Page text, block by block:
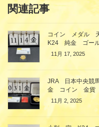
関連記事
コイン メダル
K24 純金 ゴー
11月 17, 2025
JRA 日本中央
金 コイン 金貨
11月 2, 2025